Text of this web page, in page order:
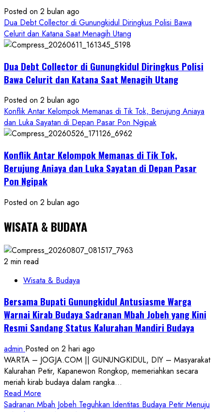
Posted on 2 bulan ago
Dua Debt Collector di Gunungkidul Diringkus Polisi Bawa
Celurit dan Katana Saat Menagih Utang
Dua Debt Collector di Gunungkidul Diringkus Polisi
Bawa Celurit dan Katana Saat Menagih Utang
Posted on 2 bulan ago
Konflik Antar Kelompok Memanas di Tik Tok, Berujung Aniaya
dan Luka Sayatan di Depan Pasar Pon Ngipak
Konflik Antar Kelompok Memanas di Tik Tok,
Berujung Aniaya dan Luka Sayatan di Depan Pasar
Pon Ngipak
Posted on 2 bulan ago
WISATA & BUDAYA
2 min read
Wisata & Budaya
Bersama Bupati Gunungkidul Antusiasme Warga
Warnai Kirab Budaya Sadranan Mbah Jobeh yang Kini
Resmi Sandang Status Kalurahan Mandiri Budaya
admin Posted on 2 hari ago
WARTA – JOGJA.COM || GUNUNGKIDUL, DIY – Masyarakat
Kalurahan Petir, Kapanewon Rongkop, memeriahkan secara
meriah kirab budaya dalam rangka...
Read More
more
Sadranan Mbah Jobeh Teguhkan Identitas Budaya Petir Menuju